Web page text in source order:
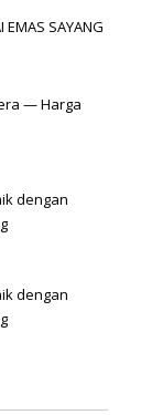
EMAS SAYANG
— Harga
dengan
dengan